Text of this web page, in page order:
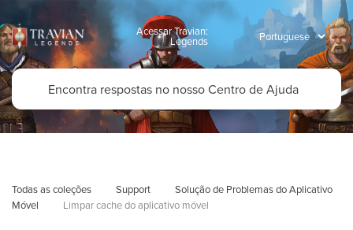
Acessar Travian:
Legends
Todas as coleções Support
Solução de Problemas do Aplicativo
Móvel
Limpar cache do aplicativo móvel